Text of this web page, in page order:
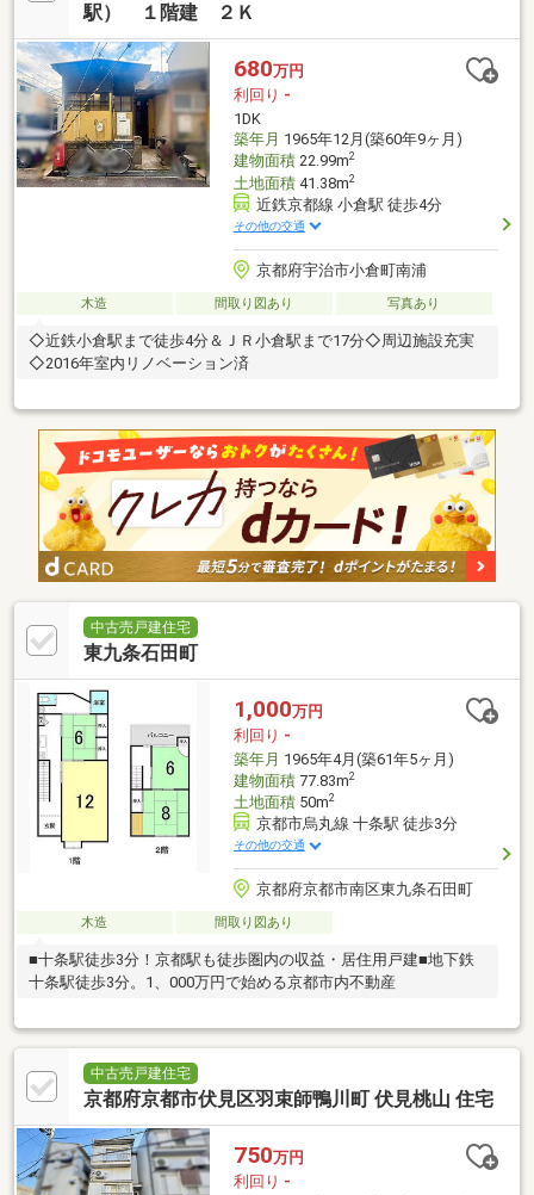
駅） １階建 ２Ｋ
680万円
利回り -
1DK
築年月 1965年12月(築60年9ヶ月)
建物面積22.99m2
土地面積41.38m2
近鉄京都線 小倉駅 徒歩4分
その他の交通
京都府宇治市小倉町南浦
木造 間取り図あり 写真あり
◇近鉄小倉駅まで徒歩4分＆ＪＲ小倉駅まで17分◇周辺施設充実
◇2016年室内リノベーション済
中古売戸建住宅
東九条石田町
1,000万円
利回り -
築年月 1965年4月(築61年5ヶ月)
建物面積77.83m2
土地面積50m2
京都市烏丸線 十条駅 徒歩3分
その他の交通
京都府京都市南区東九条石田町
木造 間取り図あり
■十条駅徒歩3分！京都駅も徒歩圏内の収益・居住用戸建■地下鉄
十条駅徒歩3分。1、000万円で始める京都市内不動産
中古売戸建住宅
京都府京都市伏見区羽束師鴨川町 伏見桃山 住宅
750万円
利回り -